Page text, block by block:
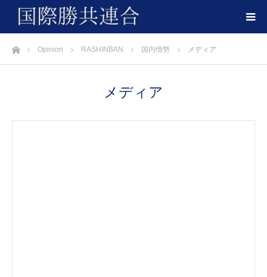
ホームOpinion RASHINBAN 国内情勢 メディア
メディア